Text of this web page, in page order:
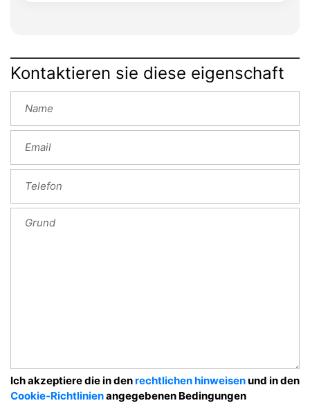
Kontaktieren sie diese eigenschaft
Ich akzeptiere die in denrechtlichen hinweisenund in den
Cookie-Richtlinienangegebenen Bedingungen